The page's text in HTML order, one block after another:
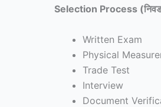
Selection Process (निवड
Written Exam
Physical
Trade Test
Interview
Document